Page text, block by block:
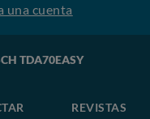
una cuenta
TDA70EASY
REVISTAS